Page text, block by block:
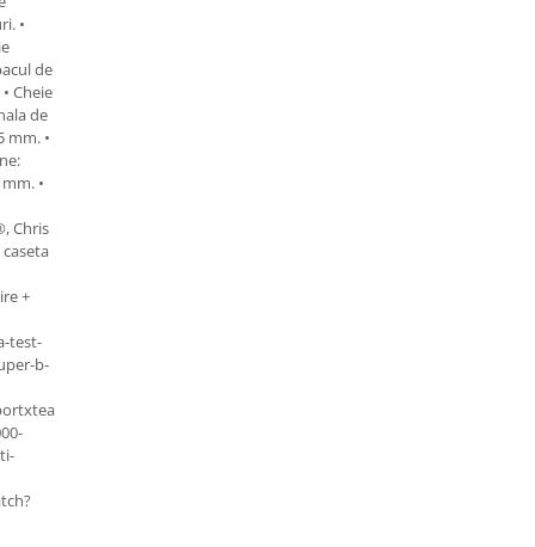
•
de
Cheie
de
mm. •
•
Chris
+
test-
b-
videos/trusa-